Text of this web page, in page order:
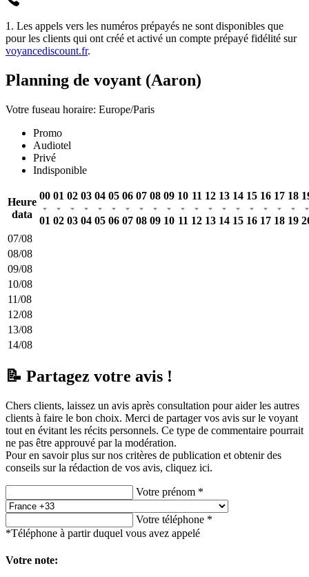
1. Les appels vers les numéros prépayés ne sont disponibles que
pour les clients qui ont créé et activé un compte prépayé fidélité sur
voyancediscount.fr.
Planning de voyant (Aaron)
Votre fuseau horaire: Europe/Paris
Promo
Audiotel
Privé
Indisponible
Heure
data
00
01
01
02
02
03
03
04
04
05
05
06
06
07
07
08
08
09
09
10
10
11
11
12
12
13
13
14
14
15
15
16
16
17
17
18
18
19
07/08
08/08
09/08
10/08
11/08
12/08
13/08
14/08
📝 Partagez votre avis !
Chers clients, laissez un avis après consultation pour aider les autres
clients à faire le bon choix. Merci de partager vos avis sur le voyant
tout en évitant les récits personnels. Ce type de commentaire pourrait
ne pas être approuvé par la modération.
Pour en savoir plus sur nos critères de publication et obtenir des
conseils sur la rédaction de vos avis, cliquez ici.
Votre prénom *
Votre téléphone *
*Téléphone à partir duquel vous avez appelé
Votre note: